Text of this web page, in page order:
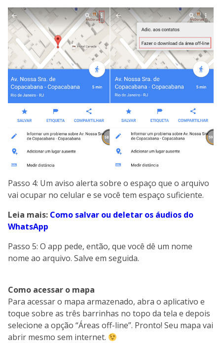
Passo 4: Um aviso alerta sobre o espaço que o arquivo
vai ocupar no celular e se você tem espaço suficiente.
Leia mais: Como salvar ou deletar os áudios do
WhatsApp
Passo 5: O app pede, então, que você dê um nome
nome ao arquivo. Salve em seguida.
Como acessar o mapa
Para acessar o mapa armazenado, abra o aplicativo e
toque sobre as três barrinhas no topo da tela e depois
selecione a opção “Áreas off-line”. Pronto! Seu mapa vai
abrir mesmo sem internet.